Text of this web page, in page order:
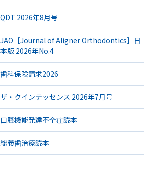
QDT 2026年8月号
JAO［Journal of Aligner Orthodontics］日
本版 2026年No.4
歯科保険請求2026
ザ・クインテッセンス 2026年7月号
口腔機能発達不全症読本
総義歯治療読本